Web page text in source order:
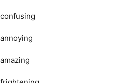
confusing
annoying
amazing